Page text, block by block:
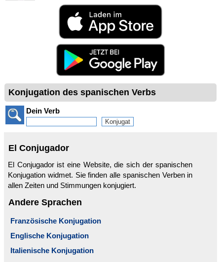
Konjugation des spanischen Verbs
Dein Verb
El Conjugador
El Conjugador ist eine Website, die sich der spanischen
Konjugation widmet. Sie finden alle spanischen Verben in
allen Zeiten und Stimmungen konjugiert.
Andere Sprachen
Französische Konjugation
Englische Konjugation
Italienische Konjugation